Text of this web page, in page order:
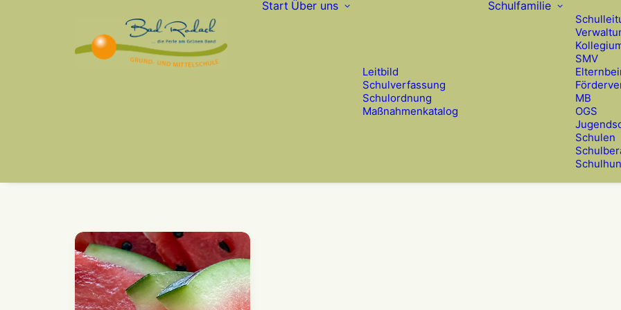
Start Über uns
Leitbild
Schulverfassung
Schulordnung
Maßnahmenkatalog
Schulfamilie
SMV
MB
OGS
Schulen